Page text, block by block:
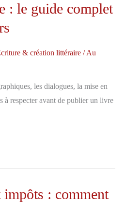
: le guide complet
& création littéraire /Au
les dialogues, la mise en
à respecter avant de publier un livre
: comment